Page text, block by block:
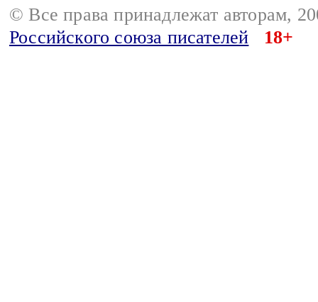
© Все права принадлежат авторам,
Российского союза писателей
18+